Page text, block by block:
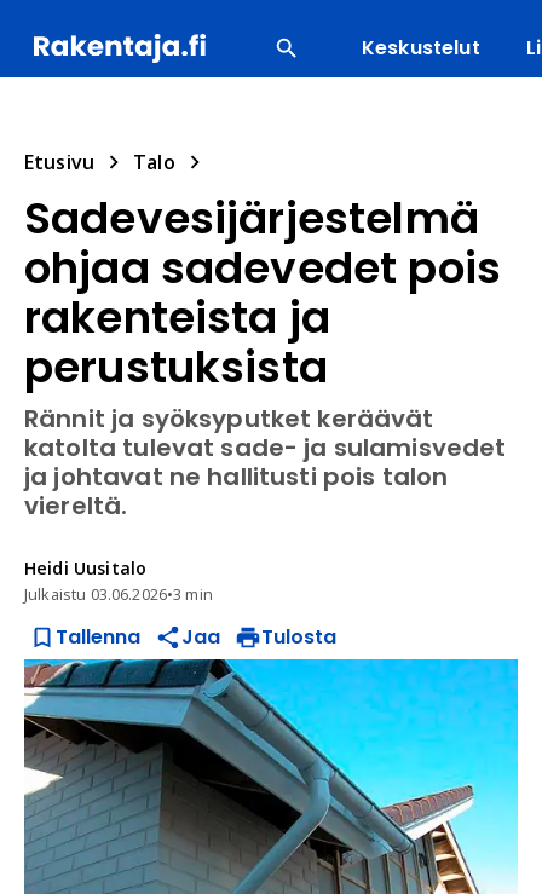
Keskustelut
Etusivu Talo
Sadevesijärjestelmä
ohjaa sadevedet pois
rakenteista ja
perustuksista
Rännit ja syöksyputket keräävät
katolta tulevat sade- ja sulamisvedet
ja johtavat ne hallitusti pois talon
viereltä.
Heidi Uusitalo
Julkaistu 03.06.2026•3 min
Tallenna Jaa Tulosta